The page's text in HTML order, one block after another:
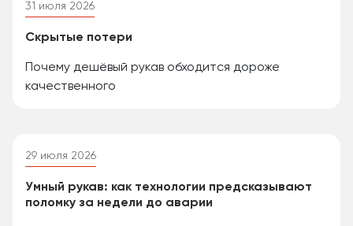
31 июля 2026
Скрытые потери
Почему дешёвый рукав обходится дороже
качественного
29 июля 2026
Умный рукав: как технологии предсказывают
поломку за недели до аварии